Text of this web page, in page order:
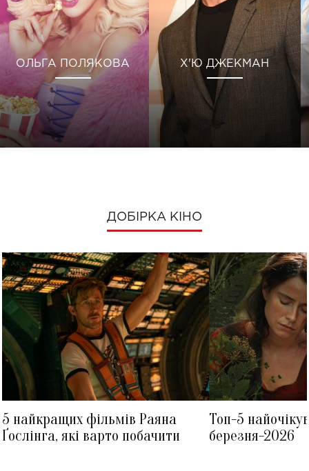
ОЛЬГА ПОЛЯКОВА Х'Ю ДЖЕКМАН
ДОБІРКА КІНО
5 найкращих фільмів Раяна
Ґослінга, які варто побачити
Топ-5
березня-2026